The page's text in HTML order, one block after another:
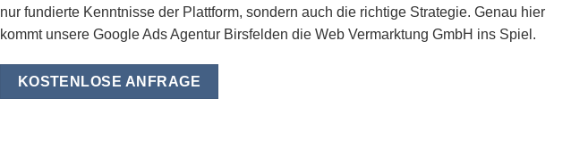
nur fundierte Kenntnisse der Plattform, sondern auch die richtige Strategie. Genau hier
kommt unsere Google Ads Agentur Birsfelden die Web Vermarktung GmbH ins Spiel.
KOSTENLOSE ANFRAGE